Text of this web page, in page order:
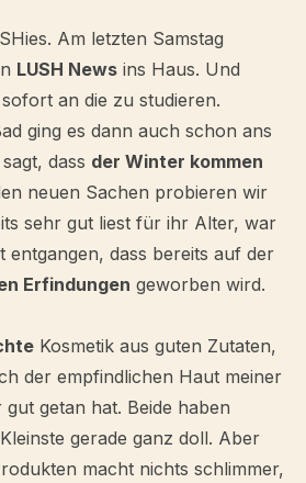
Am letzten Samstag
LUSH Newsins Haus. Und
an die zu studieren.
ging es dann auch schon ans
dass der Winter kommen
neuen Sachen probieren wir
sehr gut liest für ihr Alter, war
entgangen, dass bereits auf der
Erfindungen geworben wird.
Kosmetik aus guten Zutaten,
der empfindlichen Haut meiner
getan hat. Beide haben
gerade ganz doll. Aber
macht nichts schlimmer,